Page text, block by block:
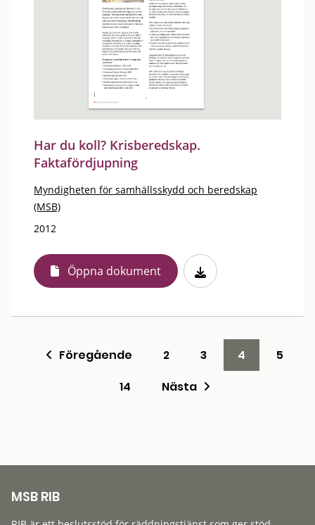
Har du koll? Krisberedskap.
Faktafördjupning
Myndigheten för samhällsskydd och beredskap
(MSB)
2012
Öppna dokument
Föregående 2 3 4
5
14
Nästa
MSB RIB